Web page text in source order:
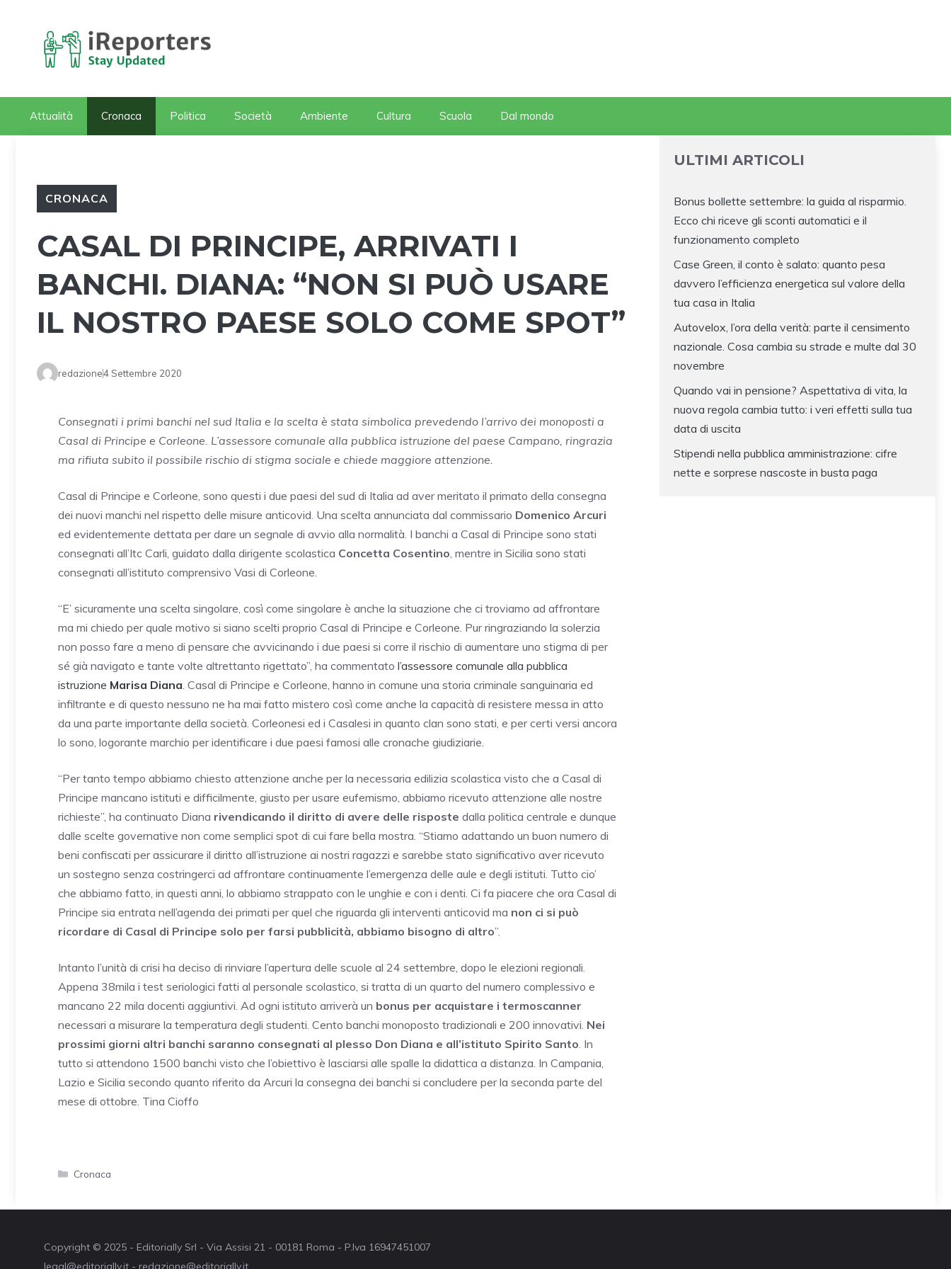
contenuto
Attualità Cronaca Politica Società Ambiente Cultura Scuola Dal mondo
CRONACA
CASAL DI PRINCIPE, ARRIVATI I
BANCHI. DIANA: “NON SI PUÒ USARE
IL NOSTRO PAESE SOLO COME SPOT”
redazione4 Settembre 2020
Consegnati i primi banchi nel sud Italia e la scelta è stata simbolica prevedendo l’arrivo dei monoposti a
Casal di Principe e Corleone. L’assessore comunale alla pubblica istruzione del paese Campano, ringrazia
ma rifiuta subito il possibile rischio di stigma sociale e chiede maggiore attenzione.
Casal di Principe e Corleone, sono questi i due paesi del sud di Italia ad aver meritato il primato della consegna
dei nuovi manchi nel rispetto delle misure anticovid. Una scelta annunciata dal commissario Domenico Arcuri
ed evidentemente dettata per dare un segnale di avvio alla normalità. I banchi a Casal di Principe sono stati
consegnati all’Itc Carli, guidato dalla dirigente scolastica Concetta Cosentino, mentre in Sicilia sono stati
consegnati all’istituto comprensivo Vasi di Corleone.
“E’ sicuramente una scelta singolare, così come singolare è anche la situazione che ci troviamo ad affrontare
ma mi chiedo per quale motivo si siano scelti proprio Casal di Principe e Corleone. Pur ringraziando la solerzia
non posso fare a meno di pensare che avvicinando i due paesi si corre il rischio di aumentare uno stigma di per
sé già navigato e tante volte altrettanto rigettato”, ha commentato l’assessore comunale alla pubblica
istruzione Marisa Diana. Casal di Principe e Corleone, hanno in comune una storia criminale sanguinaria ed
infiltrante e di questo nessuno ne ha mai fatto mistero così come anche la capacità di resistere messa in atto
da una parte importante della società. Corleonesi ed i Casalesi in quanto clan sono stati, e per certi versi ancora
lo sono, logorante marchio per identificare i due paesi famosi alle cronache giudiziarie.
“Per tanto tempo abbiamo chiesto attenzione anche per la necessaria edilizia scolastica visto che a Casal di
Principe mancano istituti e difficilmente, giusto per usare eufemismo, abbiamo ricevuto attenzione alle nostre
richieste”, ha continuato Diana rivendicando il diritto di avere delle risposte dalla politica centrale e dunque
dalle scelte governative non come semplici spot di cui fare bella mostra. “Stiamo adattando un buon numero di
beni confiscati per assicurare il diritto all’istruzione ai nostri ragazzi e sarebbe stato significativo aver ricevuto
un sostegno senza costringerci ad affrontare continuamente l’emergenza delle aule e degli istituti. Tutto cio’
che abbiamo fatto, in questi anni, lo abbiamo strappato con le unghie e con i denti. Ci fa piacere che ora Casal di
Principe sia entrata nell’agenda dei primati per quel che riguarda gli interventi anticovid ma non ci si può
ricordare di Casal di Principe solo per farsi pubblicità, abbiamo bisogno di altro”.
Intanto l’unità di crisi ha deciso di rinviare l’apertura delle scuole al 24 settembre, dopo le elezioni regionali.
Appena 38mila i test seriologici fatti al personale scolastico, si tratta di un quarto del numero complessivo e
mancano 22 mila docenti aggiuntivi. Ad ogni istituto arriverà un bonus per acquistare i termoscanner
necessari a misurare la temperatura degli studenti. Cento banchi monoposto tradizionali e 200 innovativi. Nei
prossimi giorni altri banchi saranno consegnati al plesso Don Diana e all’istituto Spirito Santo. In
tutto si attendono 1500 banchi visto che l’obiettivo è lasciarsi alle spalle la didattica a distanza. In Campania,
Lazio e Sicilia secondo quanto riferito da Arcuri la consegna dei banchi si concludere per la seconda parte del
mese di ottobre. Tina Cioffo
Categorie
Cronaca
ULTIMI ARTICOLI
Bonus bollette settembre: la guida al risparmio.
Ecco chi riceve gli sconti automatici e il
funzionamento completo
Case Green, il conto è salato: quanto pesa
davvero l’efficienza energetica sul valore della
tua casa in Italia
Autovelox, l’ora della verità: parte il censimento
nazionale. Cosa cambia su strade e multe dal 30
novembre
Quando vai in pensione? Aspettativa di vita, la
nuova regola cambia tutto: i veri effetti sulla tua
data di uscita
Stipendi nella pubblica amministrazione: cifre
nette e sorprese nascoste in busta paga
Copyright © 2025 - Editorially Srl - Via Assisi 21 - 00181 Roma - P.Iva 16947451007
legal@editorially.it - redazione@editorially.it